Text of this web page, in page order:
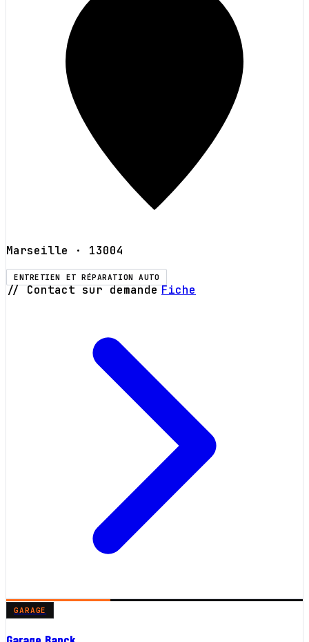
Marseille · 13004
ENTRETIEN ET RÉPARATION AUTO
// Contact sur demande Fiche
GARAGE